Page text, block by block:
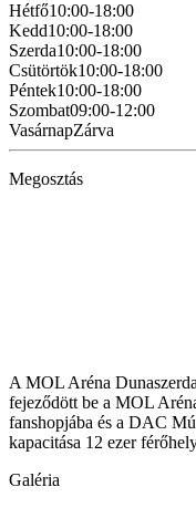
Hétfő10:00-18:00
Kedd10:00-18:00
Szerda10:00-18:00
Csütörtök10:00-18:00
Péntek10:00-18:00
Szombat09:00-12:00
VasárnapZárva
Megosztás
A MOL Aréna
fejeződött be a MOL
fanshopjába és a DAC
kapacitása 12 ezer
Galéria